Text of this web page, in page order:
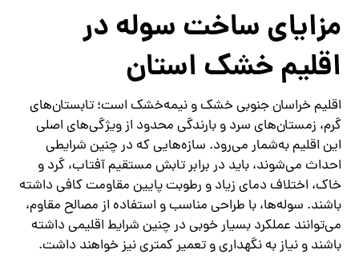
مزایای ساخت سوله در
اقلیم خشک استان
اقلیم خراسان جنوبی خشک و نیمه‌خشک است؛ تابستان‌های
گرم، زمستان‌های سرد و بارندگی محدود از ویژگی‌های اصلی
این اقلیم به‌شمار می‌رود. سازه‌هایی که در چنین شرایطی
احداث می‌شوند، باید در برابر تابش مستقیم آفتاب، گرد و
خاک، اختلاف دمای زیاد و رطوبت پایین مقاومت کافی داشته
باشند. سوله‌ها، با طراحی مناسب و استفاده از مصالح مقاوم،
می‌توانند عملکرد بسیار خوبی در چنین شرایط اقلیمی داشته
باشند و نیاز به نگهداری و تعمیر کمتری نیز خواهند داشت.